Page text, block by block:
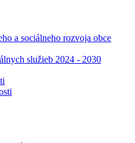
a sociálneho rozvoja obce
služieb 2024 - 2030